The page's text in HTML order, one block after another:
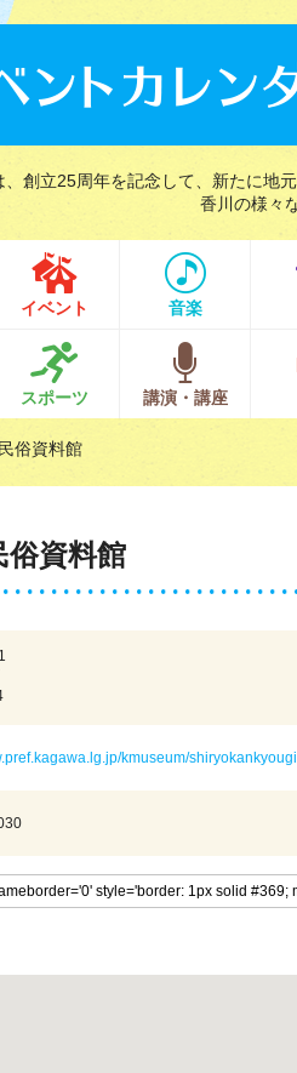
、創立25周年を記念して、新たに地
香川の様々
イベント 音楽
スポーツ 講演・講座
俗資料館
俗資料館
kmuseum/